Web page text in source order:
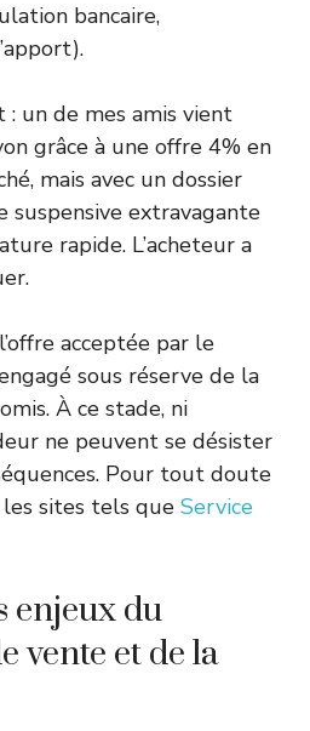
bancaire,
un de mes amis vient
grâce à une offre 4% en
mais avec un dossier
suspensive extravagante
rapide. L’acheteur a
acceptée par le
sous réserve de la
À ce stade, ni
ne peuvent se désister
Pour tout doute
sites tels que Service
enjeux du
vente et de la